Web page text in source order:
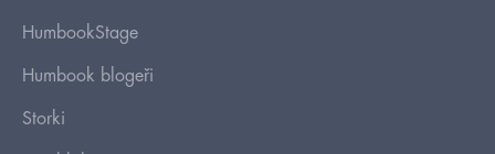
HumbookStage
Humbook blogeři
Storki